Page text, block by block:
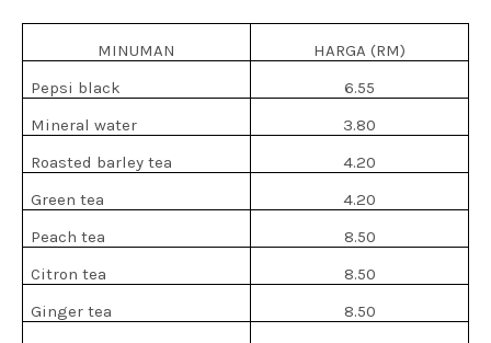
MINUMAN
HARGA (RM)
Pepsi black
6.55
Mineral water
3.80
Roasted barley tea
4.20
Green tea
4.20
Peach tea
8.50
Citron tea
8.50
Ginger tea
8.50